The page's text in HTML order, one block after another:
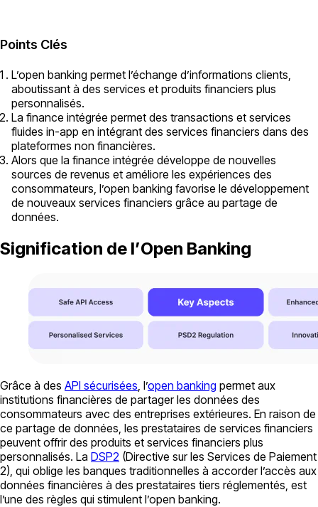
Points Clés
L’open banking permet l’échange d’informations clients,
aboutissant à des services et produits financiers plus
personnalisés.
La finance intégrée permet des transactions et services
fluides in-app en intégrant des services financiers dans des
plateformes non financières.
Alors que la finance intégrée développe de nouvelles
sources de revenus et améliore les expériences des
consommateurs, l’open banking favorise le développement
de nouveaux services financiers grâce au partage de
données.
Signification de l’Open Banking
Grâce à des API sécurisées , l’open banking permet aux
institutions financières de partager les données des
consommateurs avec des entreprises extérieures. En raison de
ce partage de données, les prestataires de services financiers
peuvent offrir des produits et services financiers plus
personnalisés. La DSP2 (Directive sur les Services de Paiement
2), qui oblige les banques traditionnelles à accorder l’accès aux
données financières à des prestataires tiers réglementés, est
l’une des règles qui stimulent l’open banking.